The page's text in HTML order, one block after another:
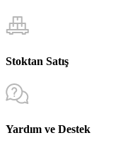
Stoktan Satış
Yardım ve Destek